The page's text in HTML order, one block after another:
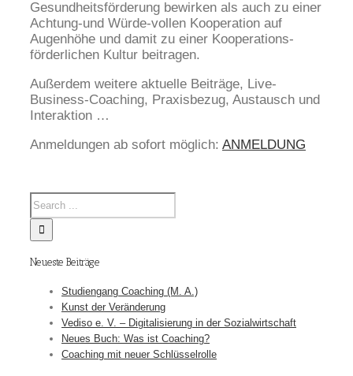
Gesundheitsförderung bewirken als auch zu einer
Achtung-und Würde-vollen Kooperation auf
Augenhöhe und damit zu einer Kooperations-
förderlichen Kultur beitragen.
Außerdem weitere aktuelle Beiträge, Live-
Business-Coaching, Praxisbezug, Austausch und
Interaktion …
Anmeldungen ab sofort möglich: ANMELDUNG
Neueste Beiträge
Studiengang Coaching (M. A.)
Kunst der Veränderung
Vediso e. V. – Digitalisierung in der Sozialwirtschaft
Neues Buch: Was ist Coaching?
Coaching mit neuer Schlüsselrolle